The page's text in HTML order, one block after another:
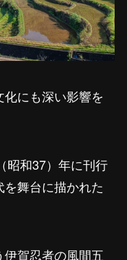
にも深い影響を
昭和37）年に刊行
舞台に描かれた
賀忍者の風間五